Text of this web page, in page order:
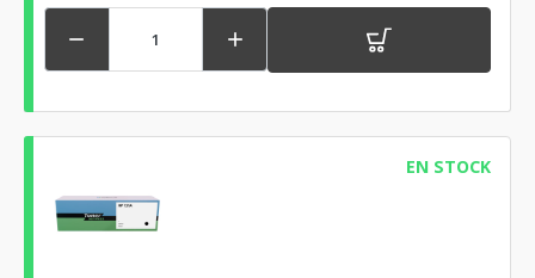
 
EN STOCK